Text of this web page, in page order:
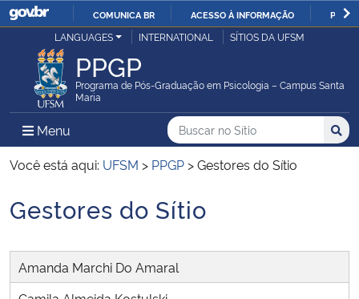
IR
O
COMUNICA BR ACESSO À INFORMAÇÃO
Ministério da Justiça e Segurança Pública
Ministério da Defesa
Ministério das Relações Exteriores
Ministério da Economia
Ministério da Agricultura, Pecuária e Abastecimento
LANGUAGES INTERNATIONAL SÍTIOS DA UFSM
PPGP
Programa de Pós-Graduação em Psicologia – Campus Santa
Maria
Menu Menu Principal do Sítio
Busca
Buscar no no Sítio
Busca:
Você está aqui: UFSM > PPGP >Gestores do Sítio
Início do conteúdo
Gestores do Sítio
Amanda Marchi Do Amaral